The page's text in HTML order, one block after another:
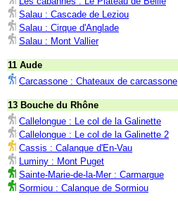
Salau : Cascade de Leziou
Salau : Cirque d'Anglade
Salau : Mont Vallier
11 Aude
Carcassone : Chateaux de carcassone
13 Bouche du Rhône
Callelongue : Le col de la Galinette
Callelongue : Le col de la Galinette 2
Cassis : Calanque d'En-Vau
Luminy : Mont Puget
Sainte-Marie-de-la-Mer : Carmargue
Sormiou : Calanque de Sormiou